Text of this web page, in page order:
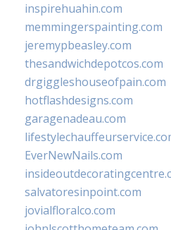
inspirehuahin.com
memmingerspainting.com
jeremypbeasley.com
thesandwichdepotcos.com
drgiggleshouseofpain.com
hotflashdesigns.com
garagenadeau.com
EverNewNails.com
salvatoresinpoint.com
jovialfloralco.com